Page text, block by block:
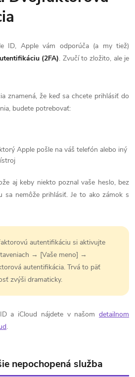
ID, Apple vám odporúča (a my tiež)
(2FA). Zvučí to zložito, ale je
znamená, že keď sa chcete prihlásiť do
budete potrebovať:
Apple pošle na váš telefón alebo iný
aj keby niekto poznal vaše heslo, bez
sa nemôže prihlásiť. Je to ako zámok s
autentifikáciu si aktivujte
→ [Vaše meno] →
autentifikácia. Trvá to päť
zvýši dramaticky.
a iCloud nájdete v našom detailnom
.
nepochopená služba